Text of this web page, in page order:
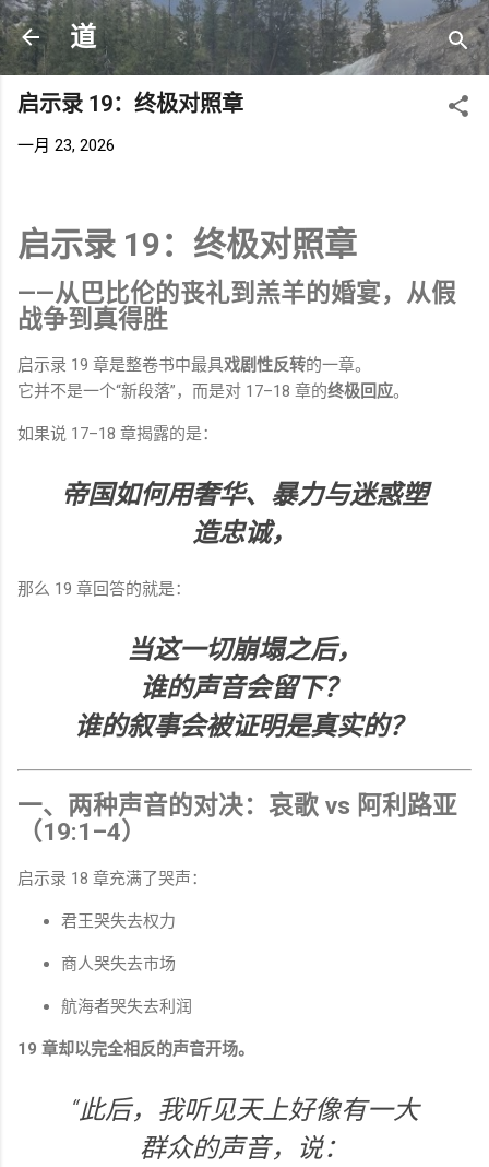
跳至主要内容
道
启示录 19：终极对照章
一月 23, 2026
启示录 19：终极对照章
——从巴比伦的丧礼到羔羊的婚宴，从假
战争到真得胜
启示录 19 章是整卷书中最具戏剧性反转的一章。
它并不是一个“新段落”，而是对 17–18 章的终极回应。
如果说 17–18 章揭露的是：
帝国如何用奢华、暴力与迷惑塑
造忠诚，
那么 19 章回答的就是：
当这一切崩塌之后，
谁的声音会留下？
谁的叙事会被证明是真实的？
一、两种声音的对决：哀歌 vs 阿利路亚
（19:1–4）
启示录 18 章充满了哭声：
君王哭失去权力
商人哭失去市场
航海者哭失去利润
19 章却以完全相反的声音开场。
“此后，我听见天上好像有一大
群众的声音，说：